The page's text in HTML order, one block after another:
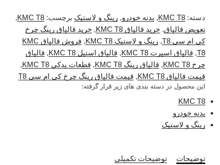
دسته: KMC T8
, بدنه خودرو, رینگ و لاستیک برچسب: KMC T8
,
تعویض قالپاق, خرید قالپاق KMC T8 , خرید قالپاق رینگ چرخ
کی ام سی T8
, رینگ و لاستیک KMC T8 ,
فروش قالپاق KMC
T8
, قالپاق اسپرت KMC T8 , قالپاق استیل KMC T8 , قالپاق
چرخ KMC T8
, قالپاق رینگ KMC T8 , قطعات یدکی KMC T8
,
قیمت قالپاق KMC T8
, قیمت قالپاق رینگ چرخ کی ام سی T8
این محصول در دسته بندی های زیر قرار گرفته:
KMC T8
بدنه خودرو
رینگ و لاستیک
توضیحات توضیحات تکمیلی